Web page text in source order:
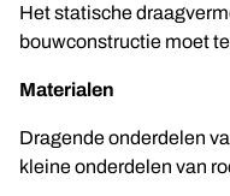
Het statische
bouwconstructie moet
Materialen
Dragende onderdelen
kleine onderdelen van